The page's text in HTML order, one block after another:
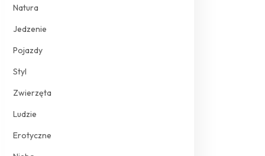
Natura
Jedzenie
Pojazdy
Styl
Zwierzęta
Ludzie
Erotyczne